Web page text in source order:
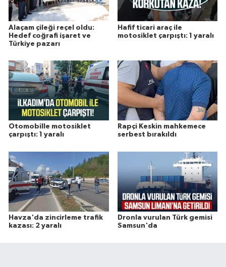
Alaçam çileği reçel oldu:
Hedef coğrafi işaret ve
Türkiye pazarı
Hafif ticari araç ile
motosiklet çarpıştı: 1 yaralı
Otomobille motosiklet
çarpıştı: 1 yaralı
Rapçi Keskin mahkemece
serbest bırakıldı
Havza'da zincirleme trafik
kazası: 2 yaralı
Dronla vurulan Türk gemisi
Samsun'da